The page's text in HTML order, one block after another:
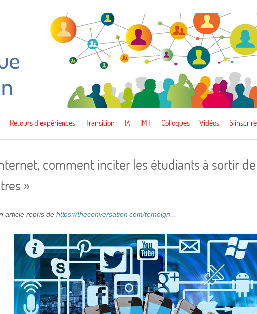
Retours d’expériences Transition IA IMT Colloques Vidéos S’inscrire
comment inciter les étudiants à sortir de
»
article repris dehttps://theconversation.com/temoign...